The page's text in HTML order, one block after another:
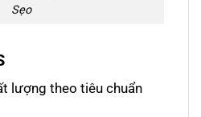
Sẹo
lượng theo tiêu chuẩn